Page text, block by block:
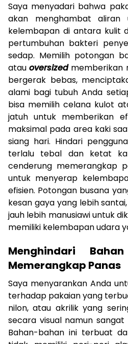
Saya menyadari bahwa
akan menghambat aliran
kelembapan di antara kulit
pertumbuhan bakteri
sedap. Memilih potongan
atauoversizedmemberikan
bergerak bebas,
alami bagi tubuh Anda
bisa memilih celana kulot
jatuh untuk memberikan
maksimal pada area kaki
siang hari. Hindari
terlalu tebal dan ketat
cenderung memerangkap
untuk menyerap
efisien. Potongan busana
kesan gaya yang lebih
jauh lebih manusiawi untuk
memiliki kelembapan udara
Menghindari
Memerangkap Panas
Saya menyarankan Anda
terhadap pakaian yang
nilon, atau akrilik yang
secara visual namun
Bahan-bahan ini terbuat